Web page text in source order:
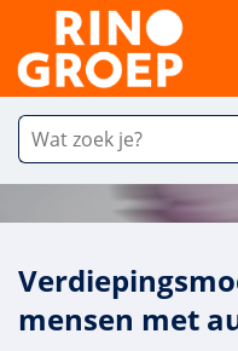
mensen met